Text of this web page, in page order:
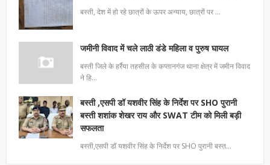
बस्ती, देश में हो रहे छात्रों के ऊपर अन्याय, छात्रों पर …
जमीनी विवाद में चले लाठी डंडे महिला व पुरुष घायल
बस्ती जिले के हर्रैया तहसील के कप्तानगंज थाना क्षेत्र में जमीन विवाद
ने हि…
बस्ती ,एसपी डॉ यशवीर सिंह के निर्देश पर SHO पुरानी
बस्ती शशांक शेखर राय और SWAT टीम को मिली बड़ी
सफलता
बस्ती,एसपी डॉ यशवीर सिंह के निर्देश पर SHO पुरानी बस्त…